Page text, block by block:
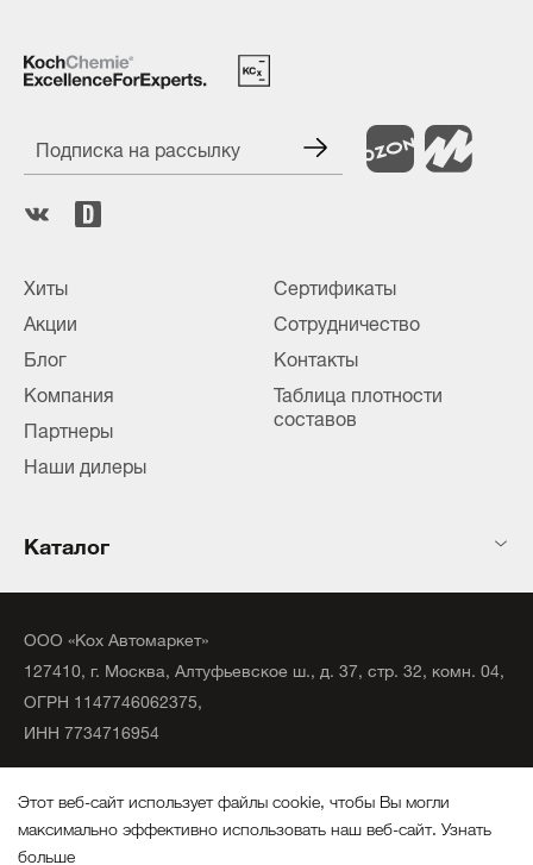
Подписка на рассылку
Хиты
Акции
Блог
Компания
Партнеры
Наши дилеры
Сертификаты
Сотрудничество
Контакты
Таблица плотности
составов
Каталог
ООО «Кох Автомаркет»
127410, г. Москва, Алтуфьевское ш., д. 37, стр. 32, комн. 04,
ОГРН 1147746062375,
ИНН 7734716954
Все права защищены.
Этот веб-сайт использует файлы cookie, чтобы Вы могли
максимально эффективно использовать наш веб-сайт.Узнать
больше